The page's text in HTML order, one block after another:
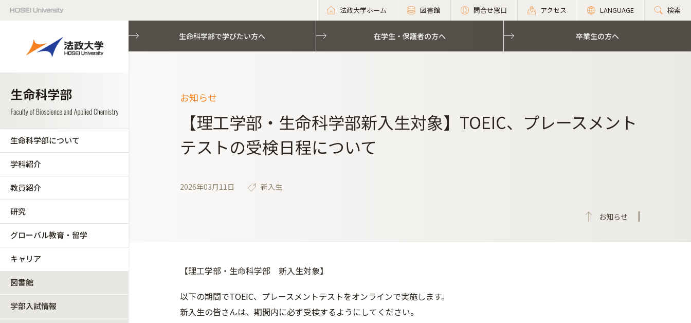
法政大学ホーム 図書館 問合せ窓口 アクセス LANGUAGE 検索
生命科学部について
学科紹介
教員紹介
研究
グローバル教育・留学
キャリア
図書館
学部入試情報
生命科学部で学びたい方へ 在学生・保護者の方へ 卒業生の方へ
お知らせ
【理工学部・生命科学部新入生対象】TOEIC、プレースメント
テストの受検日程について
2026年03月11日 新入生
お知らせ
【理工学部・生命科学部 新入生対象】
以下の期間でTOEIC、プレースメントテストをオンラインで実施します。
新入生の皆さんは、期間内に必ず受検するようにしてください。